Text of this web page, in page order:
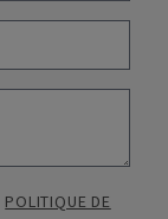
POLITIQUE DE